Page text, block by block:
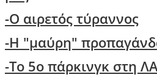
-Ο αιρετός τύραννος
-H "μαύρη"
-Το 5ο πάρκινγκ στη